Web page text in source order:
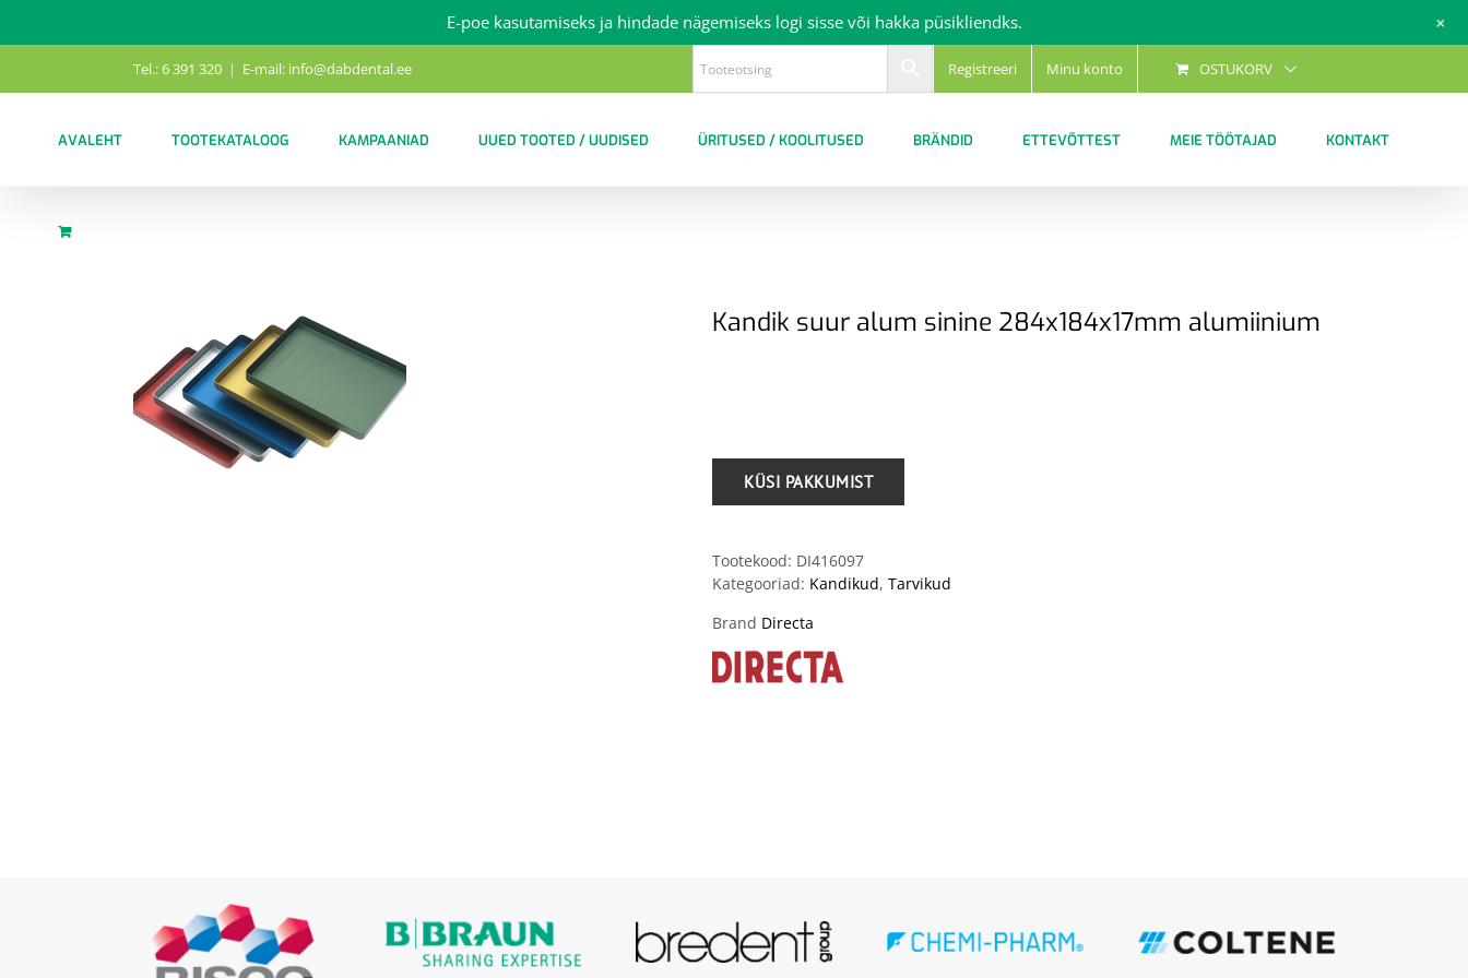
Tel.: 6 391 320 | E-mail: info@dabdental.ee Registreeri Minu konto OSTUKORV
AVALEHT TOOTEKATALOOG KAMPAANIAD UUED TOOTED / UUDISED ÜRITUSED / KOOLITUSED BRÄNDID ETTEVÕTTEST MEIE TÖÖTAJAD KONTAKT
Kandik suur alum sinine 284x184x17mm alumiinium
Tootekood: DI416097
Kategooriad: Kandikud, Tarvikud
Brand Directa
E-poe kasutamiseks ja hindade nägemiseks logi sisse või hakka püsikliendks. +